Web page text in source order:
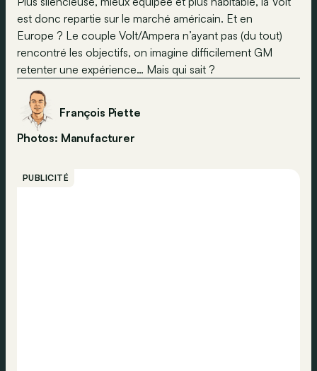
est donc repartie sur le marché américain. Et en
Europe ? Le couple Volt/Ampera n’ayant pas (du tout)
rencontré les objectifs, on imagine difficilement GM
retenter une expérience… Mais qui sait ?
François Piette
Photos: Manufacturer
PUBLICITÉ